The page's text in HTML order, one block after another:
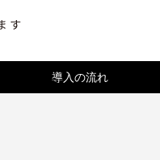
導入の流れ